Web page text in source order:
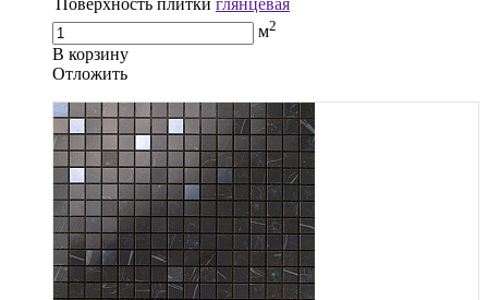
Поверхность плитки глянцевая
м2
В корзину
Oтложить